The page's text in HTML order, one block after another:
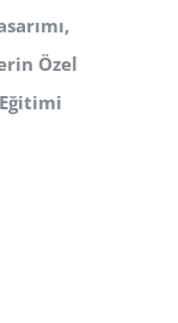
Özel